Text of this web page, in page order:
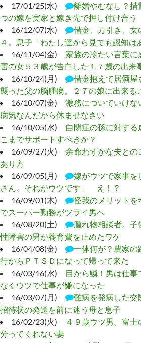
17/01/25(水)
離婚やむなし？措
つの嫁を実家と嫁ぎ先で押し付け合う
16/12/07(水)
借金、万引き、女
４。息子「わたし達から見ても認知は
16/11/04(金) 家族の冷たい言葉
害の女５３歳が告白した１７歳の出来
16/10/24(月)
借金抱えて居酒屋
襲った父の脳腫瘍。２７の娘に出来る
16/10/07(金) 激務についていけ
病気なんだから休ませなさい
16/10/05(水)
自閉症の孫に対す
こまでサポートすべきか？
16/09/27(火) 余命わずかな夫と
あり方
16/09/05(月)
嫁がウツで家事を
さん、それがウツです」 え！？
16/09/01(木)
怪我のメリット
でスーパー勤務がツライ男へ
16/08/20(土)
腫れ物相談者。
性障害の男が養育費を止めたワケ
16/04/08(金)
一体何が？農家の
行からＰＴＳＤになって帰って来た
16/03/16(水)
目から鱗！男は仕
なくウツで仕事が嫌になった
16/03/07(月)
難病を発病した交
招待状の発送を前に迷う母と息子
16/02/23(火)
４９歳ウツ男。富
分ってくれない妻